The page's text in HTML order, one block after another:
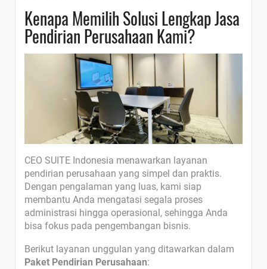
Kenapa Memilih Solusi Lengkap Jasa
Pendirian Perusahaan Kami?
CEO SUITE Indonesia menawarkan layanan
pendirian perusahaan yang simpel dan praktis.
Dengan pengalaman yang luas, kami siap
membantu Anda mengatasi segala proses
administrasi hingga operasional, sehingga Anda
bisa fokus pada pengembangan bisnis.
Berikut layanan unggulan yang ditawarkan dalam
Paket Pendirian Perusahaan: